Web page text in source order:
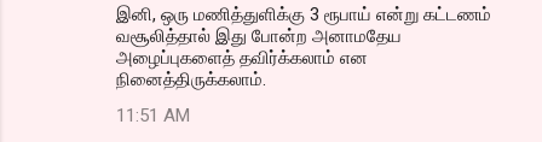
இனி, ஒரு மணித்துளிக்கு 3 ரூபாய் என்று கட்டணம்
வசூலித்தால் இது போன்ற அனாமதேய
அழைப்புகளைத் தவிர்க்கலாம் என
நினைத்திருக்கலாம்.
11:51 AM